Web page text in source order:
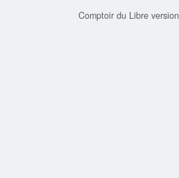
Comptoir du Libre version